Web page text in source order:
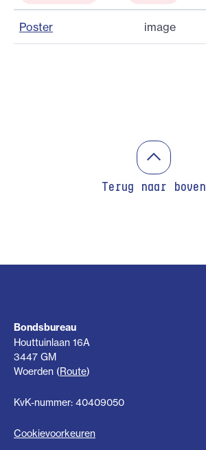
Poster image
Terug naar boven
Bondsbureau
Houttuinlaan 16A
3447 GM
Woerden (Route)
KvK-nummer: 40409050
Cookievoorkeuren